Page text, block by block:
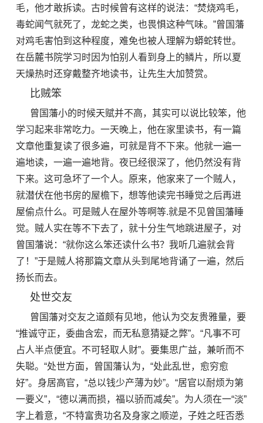
毛，他才敢拆读。古时候曾有这样的说法：“焚烧鸡毛，
毒蛇闻气就死了，龙蛇之类，也畏惧这种气味。”曾国藩
对鸡毛害怕到这种程度，难免也被人理解为蟒蛇转世。
在岳麓书院学习时因为怕别人看到身上的鳞片，所以夏
天燥热时还穿戴整齐地读书，让先生大加赞赏。
比贼笨
曾国藩小的时候天赋并不高，其实可以说比较笨，他
学习起来非常吃力。一天晚上，他在家里读书，有一篇
文章他重复读了很多遍，可就是背不下来。他就一遍一
遍地读，一遍一遍地背。夜已经很深了，他仍然没有背
下来。这可急坏了一个人。原来，他家来了一个贼人，
就潜伏在他书房的屋檐下，想等他读完书睡觉之后再进
屋偷点什么。可是贼人在屋外等啊等.就是不见曾国藩睡
觉。贼人实在等不下去了，就十分生气地跳进屋子，对
曾国藩说：“就你这么笨还读什么书？我听几遍就会背
了！”于是贼人将那篇文章从头到尾地背诵了一遍，然后
扬长而去。
处世交友
曾国藩对交友之道颇有见地，他认为交友贵雅量，要
“推诚守正，委曲含宏，而无私意猜疑之弊”。“凡事不可
占人半点便宜。不可轻取人财”。要集思广益，兼听而不
失聪。“处世方面，曾国藩认为，“处此乱世，愈穷愈
好”。身居高官，“总以钱少产薄为妙”。“居官以耐烦为第
一要义”，“德以满而损，福以骄而减矣”。为人须在一“淡”
字上着意，“不特富贵功名及身家之顺逆，子姓之旺否悉